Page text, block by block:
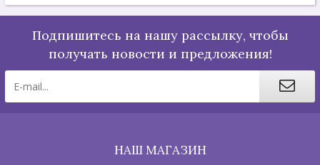
Подпишитесь на нашу рассылку, чтобы
получать новости и предложения!
НАШ МАГАЗИН